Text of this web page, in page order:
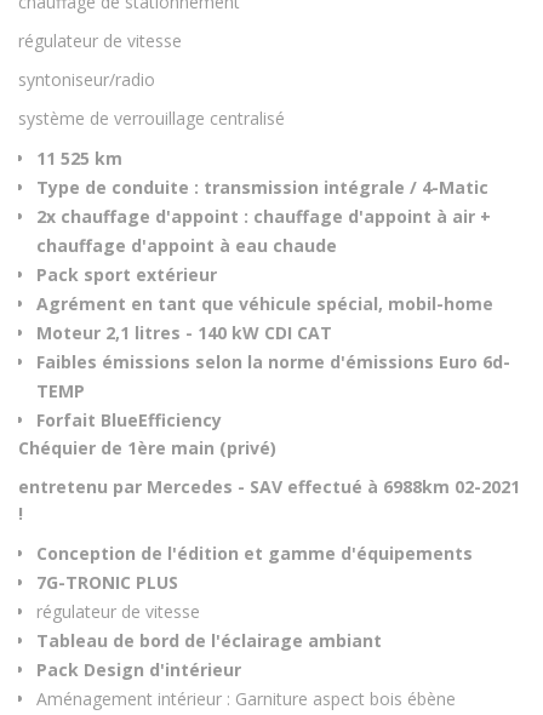
régulateur de vitesse
syntoniseur/radio
système de verrouillage centralisé
11 525 km
Type de conduite : transmission intégrale / 4-Matic
2x chauffage d'appoint : chauffage d'appoint à air +
chauffage d'appoint à eau chaude
Pack sport extérieur
Agrément en tant que véhicule spécial, mobil-home
Moteur 2,1 litres - 140 kW CDI CAT
Faibles émissions selon la norme d'émissions Euro 6d-
TEMP
Forfait BlueEfficiency
Chéquier de 1ère main (privé)
entretenu par Mercedes - SAV effectué à 6988km 02-2021
!
Conception de l'édition et gamme d'équipements
7G-TRONIC PLUS
régulateur de vitesse
Tableau de bord de l'éclairage ambiant
Pack Design d'intérieur
Aménagement intérieur : Garniture aspect bois ébène